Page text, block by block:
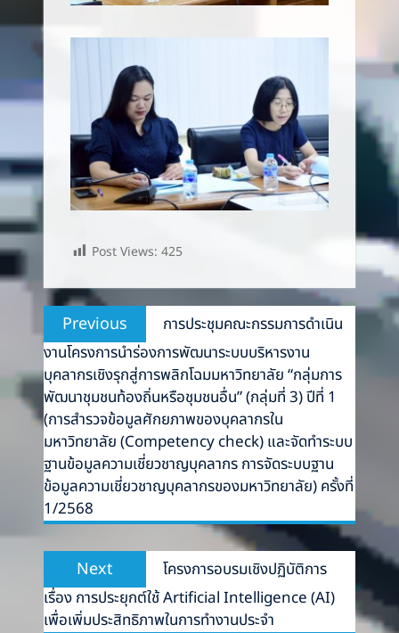
Post Views: 425
Post
navigation
Previous
Previous
post:
การประชุมคณะกรรมการดำเนิน
งานโครงการนำร่องการพัฒนาระบบบริหารงาน
บุคลากรเชิงรุกสู่การพลิกโฉมมหาวิทยาลัย “กลุ่มการ
พัฒนาชุมชนท้องถิ่นหรือชุมชนอื่น” (กลุ่มที่ 3) ปีที่ 1
(การสำรวจข้อมูลศักยภาพของบุคลากรใน
มหาวิทยาลัย (Competency check) และจัดทำระบบ
ฐานข้อมูลความเชี่ยวชาญบุคลากร การจัดระบบฐาน
ข้อมูลความเชี่ยวชาญบุคลากรของมหาวิทยาลัย) ครั้งที่
1/2568
Next
Next
post:
โครงการอบรมเชิงปฏิบัติการ
เรื่อง การประยุกต์ใช้ Artificial Intelligence (AI)
เพื่อเพิ่มประสิทธิภาพในการทำงานประจำ